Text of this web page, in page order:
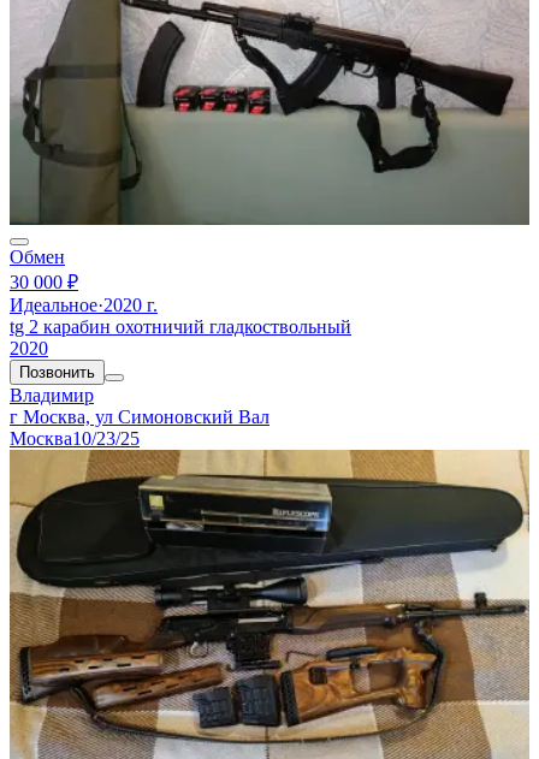
Обмен
30 000 ₽
Идеальное·2020 г.
tg 2 карабин охотничий гладкоствольный
2020
Позвонить
Владимир
г Москва, ул Симоновский Вал
Москва10/23/25